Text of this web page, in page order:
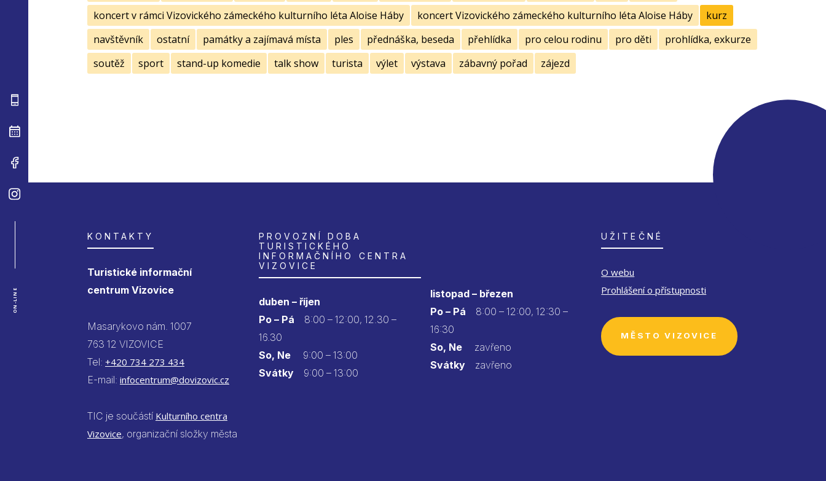
ON-LINE
koncert v rámci Vizovického zámeckého kulturního léta Aloise Háby
koncert Vizovického zámeckého kulturního léta Aloise Háby
kurz
navštěvník
ostatní památky a zajímavá místa ples přednáška, beseda přehlídka pro celou rodinu pro děti
prohlídka, exkurze
soutěž
sport stand-up komedie talk show turista výlet výstava zábavný pořad zájezd
KONTAKTY
Turistické informační
centrum Vizovice
Masarykovo nám. 1007
763 12 VIZOVICE
Tel: +420 734 273 434
E-mail: infocentrum@dovizovic.cz
TIC je součástí Kulturního centra
Vizovice, organizační složky města
PROVOZNÍ DOBA
TURISTICKÉHO
INFORMAČNÍHO CENTRA
VIZOVICE
duben – říjen
Po – Pá
8:00 – 12:00, 12.30 –
16.30
So, Ne9:00 – 13:00
Svátky9:00 – 13:00
listopad – březen
Po – Pá 8:00 – 12:00, 12:30 –
16:30
So, Nezavřeno
Svátkyzavřeno
UŽITEČNÉ
O webu
Prohlášení o přístupnosti
MĚSTO VIZOVICE